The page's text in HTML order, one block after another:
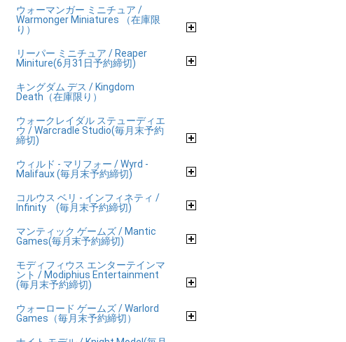
ウォーマンガー ミニチュア /
Warmonger Miniatures （在庫限
り）
リーパー ミニチュア / Reaper
Miniture(6月31日予約締切)
キングダム デス / Kingdom
Death（在庫限り）
ウォークレイダル ステューディエ
ウ / Warcradle Studio(毎月末予約
締切)
ウィルド - マリフォー / Wyrd -
Malifaux (毎月末予約締切)
コルウス ベリ - インフィネティ /
Infinity (毎月末予約締切)
マンティック ゲームズ / Mantic
Games(毎月末予約締切)
モディフィウス エンターテインマ
ント / Modiphius Entertainment
(毎月末予約締切)
ウォーロード ゲームズ / Warlord
Games（毎月末予約締切）